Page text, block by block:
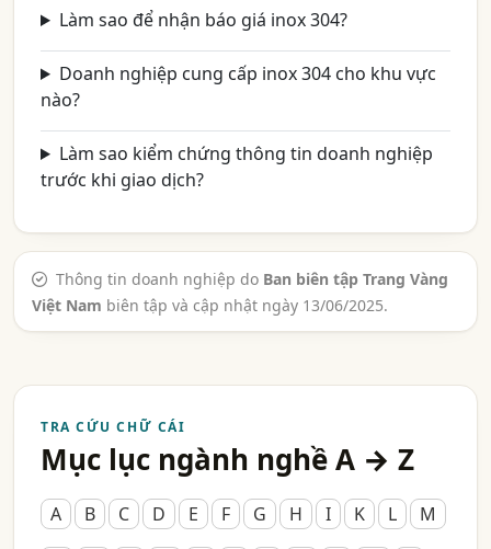
Làm sao để nhận báo giá inox 304?
Doanh nghiệp cung cấp inox 304 cho khu vực
nào?
Làm sao kiểm chứng thông tin doanh nghiệp
trước khi giao dịch?
Thông tin doanh nghiệp do Ban biên tập Trang Vàng
Việt Nam biên tập và cập nhật ngày 13/06/2025.
TRA CỨU CHỮ CÁI
Mục lục ngành nghề A → Z
A B C D E F G H I K L
M